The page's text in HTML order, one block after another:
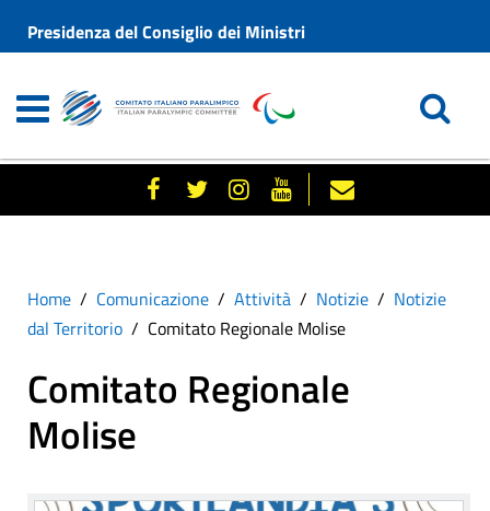
Presidenza del Consiglio dei Ministri
Home Comunicazione Attività Notizie
Notizie
dal Territorio
Comitato Regionale Molise
Comitato Regionale
Molise